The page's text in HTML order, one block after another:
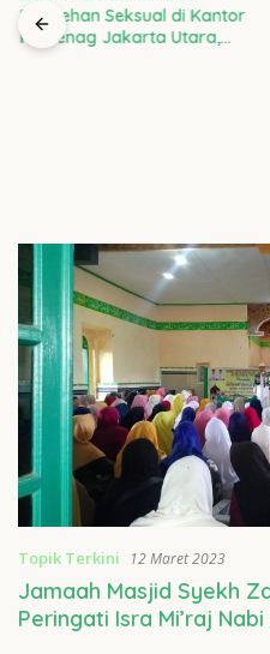
Pelecehan Seksual di Kantor
Kemenag Jakarta Utara,
Topik Terkini 12 Maret 2023
Jamaah Masjid Syekh
Peringati Isra Mi’raj